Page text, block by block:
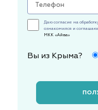
Даю согласие на
ознакомился и
МКК «Айва»
Вы из Крыма?